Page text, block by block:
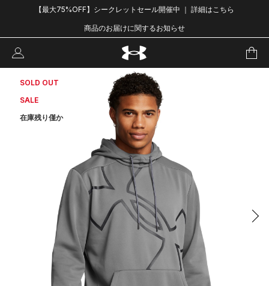
【最大75%OFF】シークレットセール開催中 ｜ 詳細はこちら
商品のお届けに関するお知らせ
SOLD OUT
SALE
在庫残り僅か